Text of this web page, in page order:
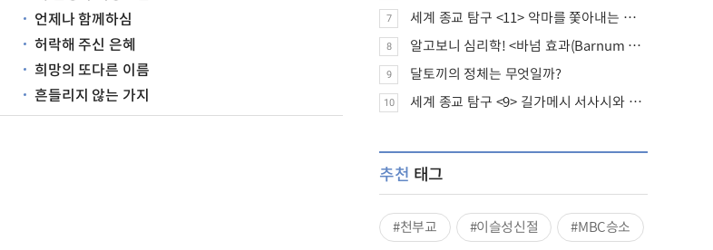
언제나 함께하심
허락해 주신 은혜
희망의 또다른 이름
흔들리지 않는 가지
7 세계 종교 탐구 <11> 악마를 쫓아내는 의식의 뿌리에 대하여
8 알고보니 심리학! <바넘 효과(Barnum effect)>
9 달토끼의 정체는 무엇일까?
10 세계 종교 탐구 <9> 길가메시 서사시와 성경에 대하여
추천 태그
#천부교 #이슬성신절 #MBC승소